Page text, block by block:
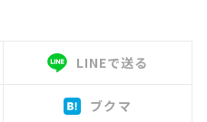
LINEで送る
ブクマ